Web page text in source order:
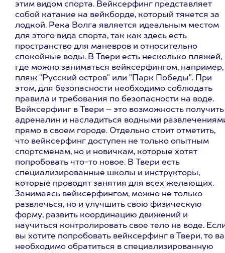
этим видом спорта. Вейксерфинг представляет
собой катание на вейкборде, который тянется за
лодкой. Река Волга является идеальным местом
для этого вида спорта, так как здесь есть
пространство для маневров и относительно
спокойные воды. В Твери есть несколько пляжей,
где можно заниматься вейксерфингом, например,
пляж "Русский остров" или "Парк Победы". При
этом, для безопасности необходимо соблюдать
правила и требования по безопасности на воде.
Вейксерфинг в Твери – это возможность получить
адреналин и насладиться водными
прямо в своем городе. Отдельно стоит отметить,
что вейксерфинг доступен не только опытным
спортсменам, но и новичкам, которые хотят
попробовать что-то новое. В Твери есть
специализированные школы и инструкторы,
которые проводят занятия для всех желающих.
Занимаясь вейксерфингом, можно не только
развлечься, но и улучшить свою физическую
форму, развить координацию движений и
научиться контролировать свое тело на воде.
вы хотите попробовать вейксерфинг в Твери, то
необходимо обратиться в специализированную